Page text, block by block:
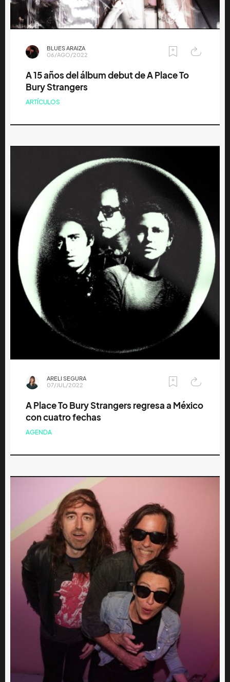
BLUES ARAIZA
06/AGO/2022
A 15 años del álbum debut de A Place To
Bury Strangers
ARTÍCULOS
ARELI SEGURA
07/JUL/2022
A Place To Bury Strangers regresa a México
con cuatro fechas
AGENDA